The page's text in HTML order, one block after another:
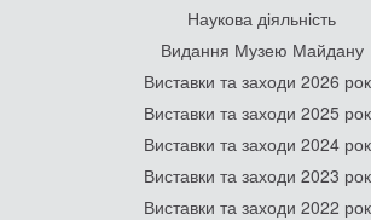
Наукова діяльність
Видання Музею Майдану
Виставки та заходи 2026
Виставки та заходи 2025
Виставки та заходи 2024
Виставки та заходи 2023
Виставки та заходи 2022